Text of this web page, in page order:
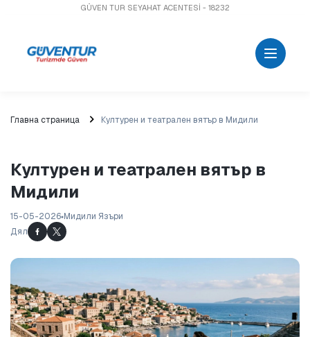
GÜVEN TUR SEYAHAT ACENTESİ - 18232
Главна страница Културен и театрален вятър в Мидили
Културен и театрален вятър в
Мидили
15-05-2026 Мидили Язъри
Дял